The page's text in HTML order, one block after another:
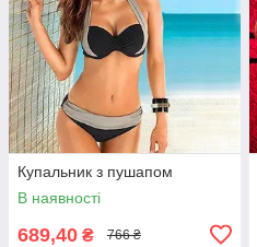
Купальник з пушапом
В наявності
689,40 ₴ 766 ₴